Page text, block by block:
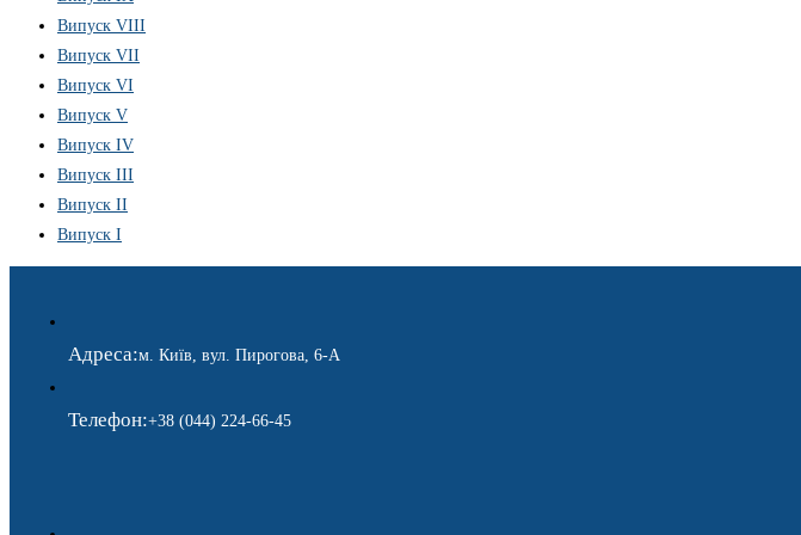
Випуск VIII
Випуск VII
Випуск VI
Випуск V
Випуск IV
Випуск III
Випуск II
Випуск I
Адреса:м. Київ, вул. Пирогова, 6-А
Телефон:+38 (044) 224-66-45